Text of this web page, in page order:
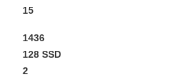
15
1436
128 SSD
2